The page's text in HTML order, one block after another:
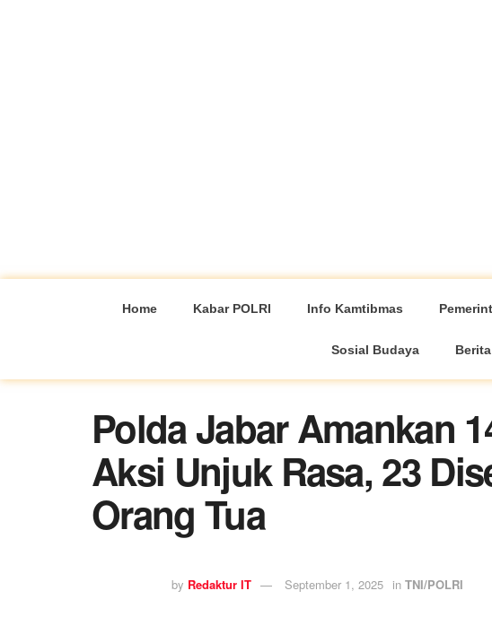
Home Kabar POLRI Info Kamtibmas
Sosial Budaya
Polda Jabar Amankan
Aksi Unjuk Rasa, 23
Orang Tua
by Redaktur IT September 1, 2025 in TNI/POLRI